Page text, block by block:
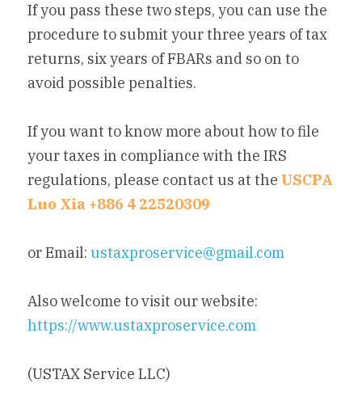
If you pass these two steps, you can use the
procedure to submit your three years of tax
returns, six years of FBARs and so on to
avoid possible penalties.
If you want to know more about how to file
your taxes in compliance with the IRS
regulations, please contact us at the USCPA
Luo Xia +886 4 22520309
or Email: ustaxproservice@gmail.com
https://www.ustaxproservice.com
(USTAX Service LLC)